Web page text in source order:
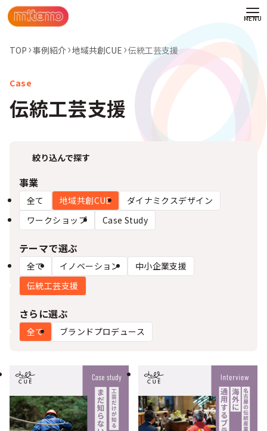
TOP 事例紹介 地域共創CUE 伝統工芸支援
伝統工芸支援
絞り込んで探す
事業
全て 地域共創CUE
ダイナミクスデザイン
ワークショップ
Case Study
テーマで選ぶ
全て イノベーション
中小企業支援
伝統工芸支援
さらに選ぶ
全て ブランドプロデュース